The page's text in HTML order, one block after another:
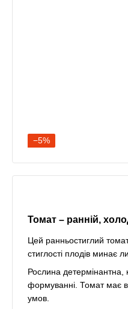
−5%
Томат – ранній,
Цей ранньостиглий
стиглості плодів минає
Рослина детермінантна,
формуванні. Томат має
умов.